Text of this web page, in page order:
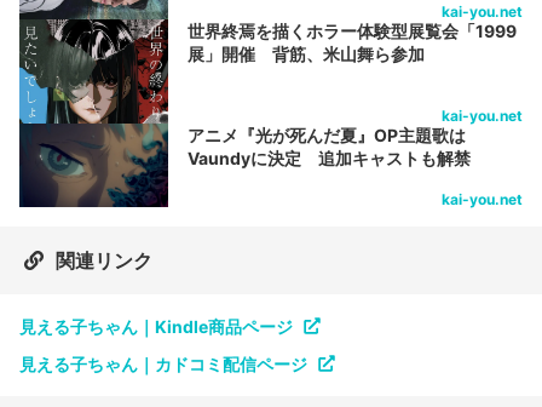
kai-you.net
世界終焉を描くホラー体験型展覧会「1999
展」開催 背筋、米山舞ら参加
kai-you.net
アニメ『光が死んだ夏』OP主題歌は
Vaundyに決定 追加キャストも解禁
kai-you.net
関連リンク
見える子ちゃん｜Kindle商品ページ
見える子ちゃん｜カドコミ配信ページ